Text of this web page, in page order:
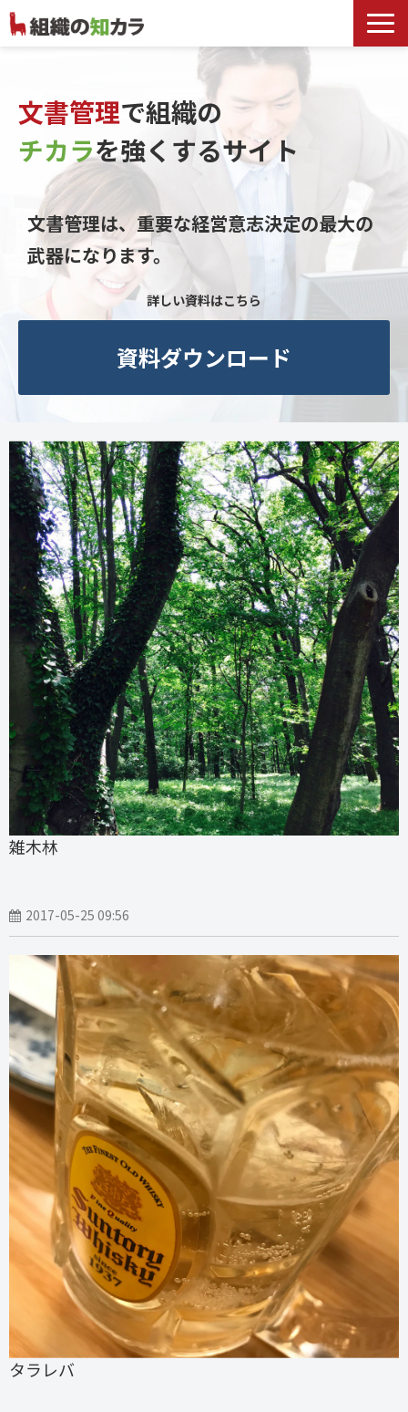
文書管理サービス
お役立ち記事
記事カテゴリ一覧
よくあるお問合せ
文書管理で組織の
チカラを強くするサイト
文書管理は、重要な経営意志決定の最大の
武器になります。
詳しい資料はこちら
資料ダウンロード
雑木林
2017-05-25 09:56
タラレバ